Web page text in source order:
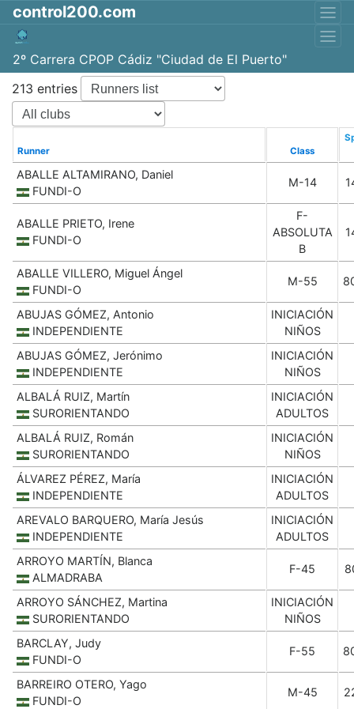
control200.com
2º Carrera CPOP Cádiz "Ciudad de El Puerto"
213 entries
Runner Class
ABALLE ALTAMIRANO, Daniel
FUNDI-O
M-14
ABALLE PRIETO, Irene
FUNDI-O
F-
ABSOLUTA
B
ABALLE VILLERO, Miguel Ángel
FUNDI-O
M-55
ABUJAS GÓMEZ, Antonio
INDEPENDIENTE
INICIACIÓN
NIÑOS
ABUJAS GÓMEZ, Jerónimo
INDEPENDIENTE
INICIACIÓN
NIÑOS
ALBALÁ RUIZ, Martín
SURORIENTANDO
INICIACIÓN
ADULTOS
ALBALÁ RUIZ, Román
SURORIENTANDO
INICIACIÓN
NIÑOS
ÁLVAREZ PÉREZ, María
INDEPENDIENTE
INICIACIÓN
ADULTOS
AREVALO BARQUERO, María Jesús
INDEPENDIENTE
INICIACIÓN
ADULTOS
ARROYO MARTÍN, Blanca
ALMADRABA
F-45
ARROYO SÁNCHEZ, Martina
SURORIENTANDO
INICIACIÓN
NIÑOS
BARCLAY, Judy
FUNDI-O
F-55
BARREIRO OTERO, Yago
FUNDI-O
M-45